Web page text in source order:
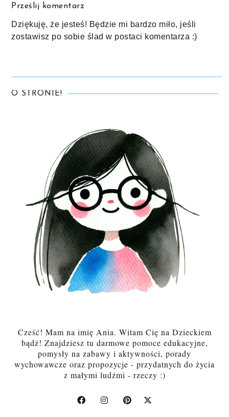
Prześlij komentarz
Dziękuję, że jesteś! Będzie mi bardzo miło, jeśli
zostawisz po sobie ślad w postaci komentarza :)
O STRONIE!
Cześć! Mam na imię Ania. Witam Cię na Dzieckiem
bądź! Znajdziesz tu darmowe pomoce edukacyjne,
pomysły na zabawy i aktywności, porady
wychowawcze oraz propozycje - przydatnych do życia
z małymi ludźmi - rzeczy :)